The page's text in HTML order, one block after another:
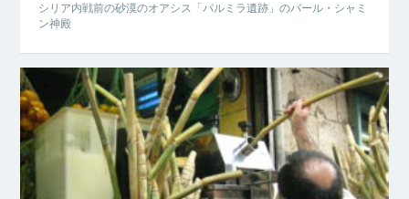
シリア内戦前の砂漠のオアシス「パルミラ遺跡」のバール・シャミ
ン神殿